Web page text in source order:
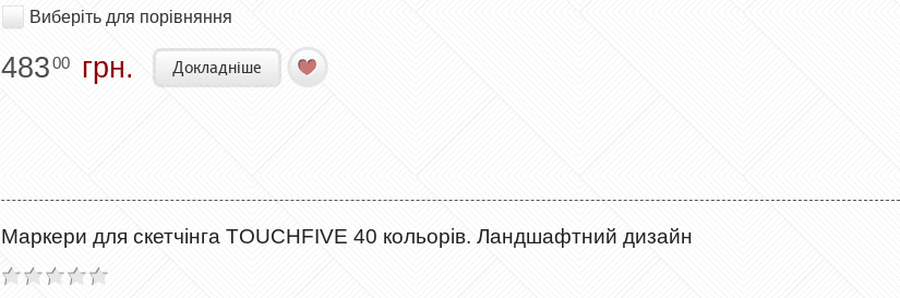
Виберіть для порівняння
48300 грн. Докладніше
Маркери для скетчінга TOUCHFIVE 40 кольорів. Ландшафтний дизайн